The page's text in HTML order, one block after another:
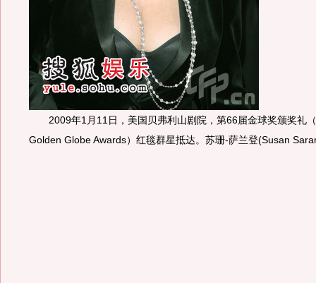
2009年1月11日，美国贝弗利山剧院，第66届金球奖颁奖礼
Golden Globe Awards）红毯群星抵达。苏珊-萨兰登(Susan